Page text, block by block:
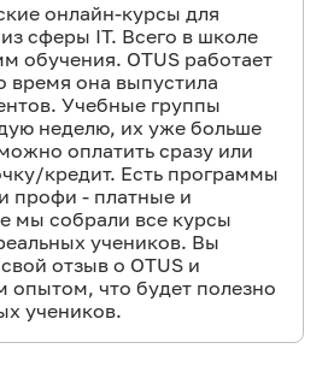
онлайн-курсы для
сферы IT. Всего в школе
обучения. OTUS работает
время она выпустила
Учебные группы
неделю, их уже больше
оплатить сразу или
кредит. Есть программы
профи - платные и
мы собрали все курсы
учеников. Вы
отзыв о OTUS и
опытом, что будет полезно
учеников.